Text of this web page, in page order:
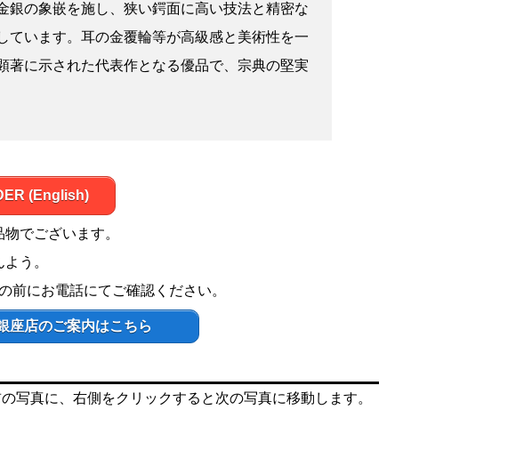
の象嵌を施し、狭い鍔面に高い技法と精密な
ています。耳の金覆輪等が高級感と美術性を一
著に示された代表作となる優品で、宗典の堅実
(English)
でございます。
う。
前にお電話にてご確認ください。
座店のご案内はこちら
写真に、右側をクリックすると次の写真に移動します。